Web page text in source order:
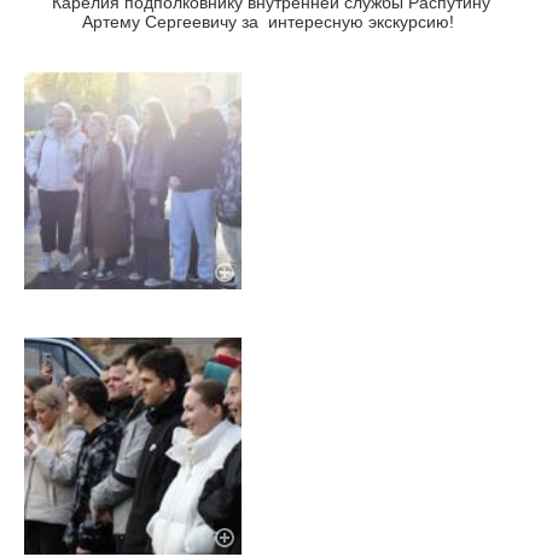
Артему Сергеевичу за интересную экскурсию!